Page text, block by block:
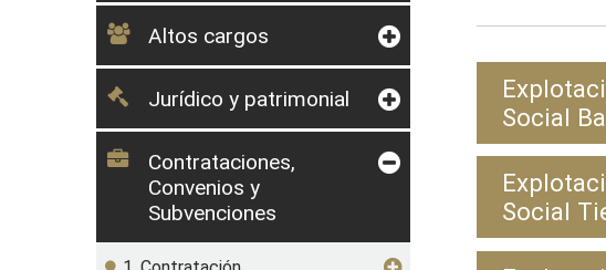
Altos cargos
Jurídico y patrimonial
Contrataciones,
Convenios y
Subvenciones
Social
Social